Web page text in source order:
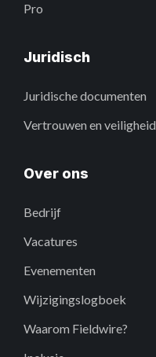
Pro
Juridisch
Juridische documenten
Vertrouwen en veiligheid
Over ons
Bedrijf
Vacatures
Evenementen
Wijzigingslogboek
Waarom Fieldwire?